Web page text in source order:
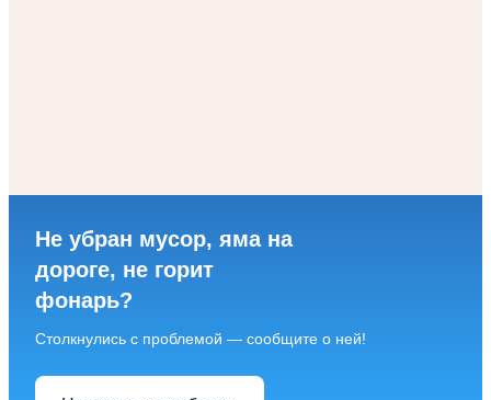
Не убран мусор, яма на
дороге, не горит
фонарь?
Столкнулись с проблемой — сообщите о ней!